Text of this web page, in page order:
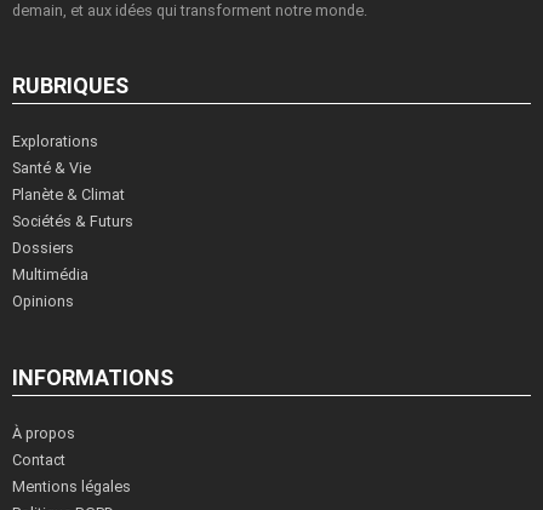
demain, et aux idées qui transforment notre monde.
RUBRIQUES
Explorations
Santé & Vie
Planète & Climat
Sociétés & Futurs
Dossiers
Multimédia
Opinions
INFORMATIONS
À propos
Contact
Mentions légales